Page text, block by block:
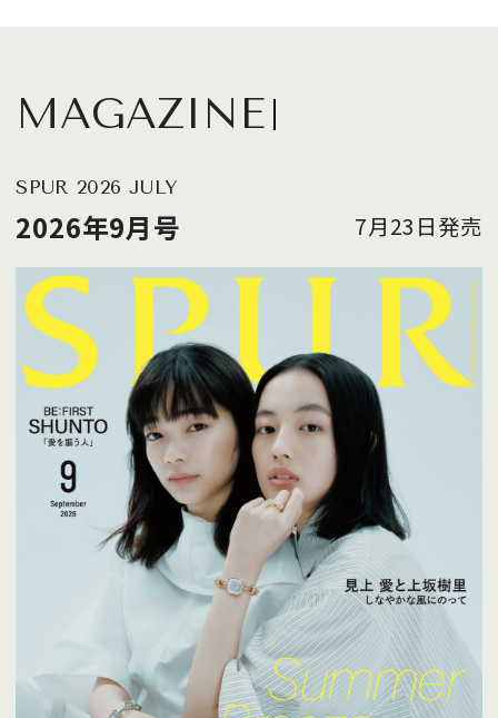
MAGAZINE
SPUR 2026 JULY
2026年9月号 7月23日発売